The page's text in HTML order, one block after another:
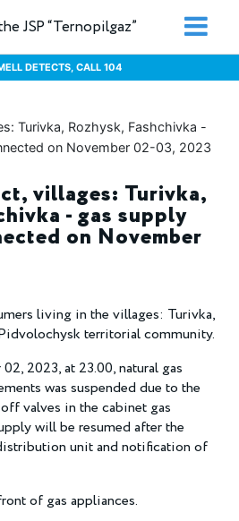
JSP “Ternopilgaz”
DETECTS, CALL 104
villages: Turivka,
- gas supply
on November
living in the villages: Turivka,
territorial community.
2023, at 23.00, natural gas
was suspended due to the
valves in the cabinet gas
will be resumed after the
unit and notification of
of gas appliances.